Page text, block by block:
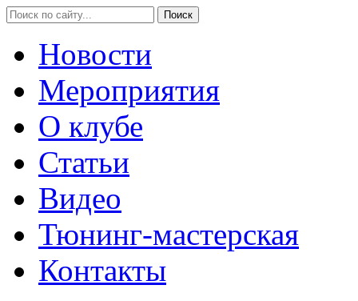
Новости
Мероприятия
О клубе
Статьи
Видео
Тюнинг-мастерская
Контакты